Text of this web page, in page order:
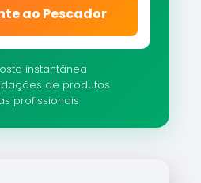
ao Pescador
instantânea
de produtos
profissionais